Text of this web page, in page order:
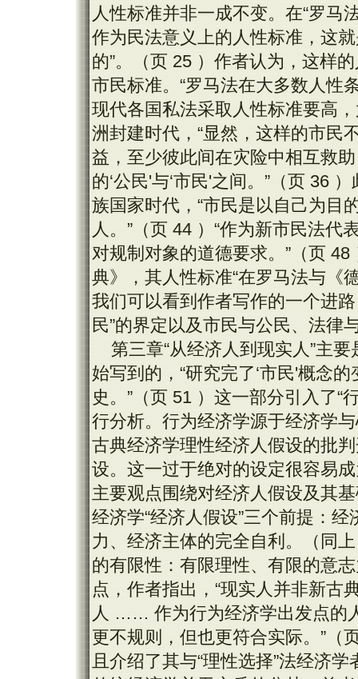
人性标准并非一成不变。在“罗马
作为民法意义上的人性标准，这
的”。（页 25 ）作者认为，这样
市民标准。“罗马法在大多数人性
现代各国私法采取人性标准要高
洲封建时代，“显然，这样的市民
益，至少彼此间在灾险中相互救
的‘公民'与‘市民'之间。”（页 36
族国家时代，“市民是以自己为目
人。”（页 44 ）“作为新市民法
对规制对象的道德要求。”（页
典》，其人性标准“在罗马法与《
我们可以看到作者写作的一个进
民”的界定以及市民与公民、法律
第三章“从经济人到现实人”主
始写到的，“研究完了‘市民'概念
史。”（页 51 ）这一部分引入了“
行分析。行为经济学源于经济学
古典经济学理性经济人假设的批
设。这一过于绝对的设定很容易
主要观点围绕对经济人假设及其
经济学“经济人假设”三个前提：
力、经济主体的完全自利。（同
的有限性：有限理性、有限的意
点，作者指出，“现实人并非新古
人 …… 作为行为经济学出发点的
更不规则，但也更符合实际。”（
且介绍了其与“理性选择”法经济